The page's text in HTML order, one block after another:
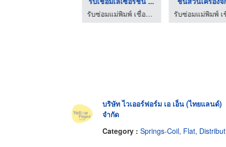
รับซ่อมแม่พิมพ์ เชื่อมเลเซอร์ ชลบุรี - ซาวา โมลด์
บริษัท ไวเออร์ฟอร์ม เอ เอ็น (ไทยแลนด์)
จำกัด
Category : Springs-Coil, Flat, Distributors & Manufacturers